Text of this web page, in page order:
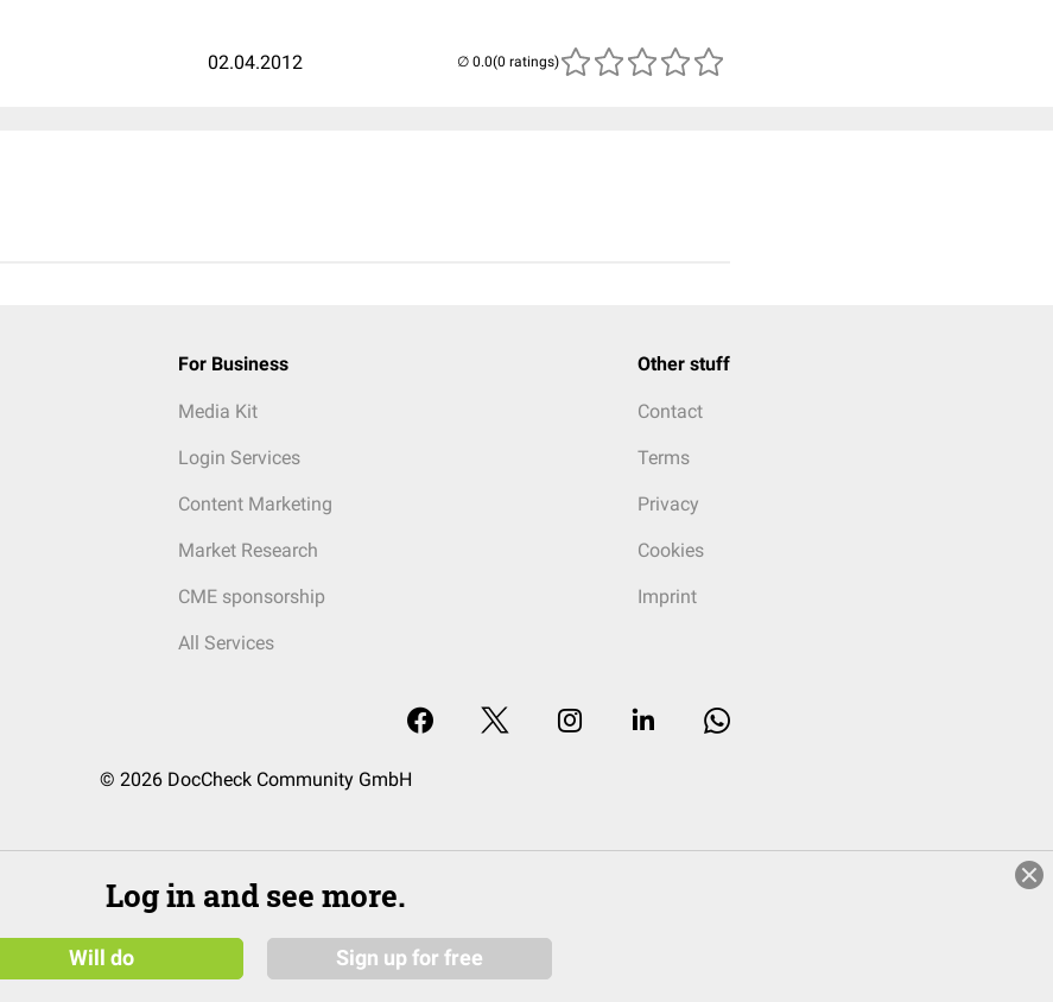
02.04.2012 (0 ratings)
For Business
Media Kit
Login Services
Content Marketing
Market Research
CME sponsorship
All Services
Other stuff
Contact
Terms
Privacy
Cookies
Imprint
© 2026 DocCheck Community GmbH
Log in and see more.
Will do Sign up for free